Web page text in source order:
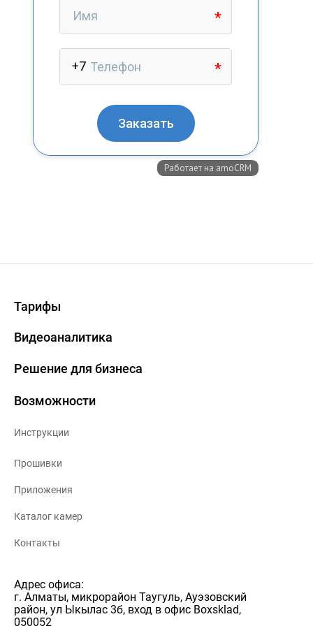
Тарифы
Видеоаналитика
Решение для бизнеса
Возможности
Инструкции
Прошивки
Приложения
Каталог камер
Контакты
Адрес офиса:
г. Алматы, микрорайон Таугуль, Ауэзовский
район, ул Ыкылас 3б, вход в офис Boxsklad,
050052